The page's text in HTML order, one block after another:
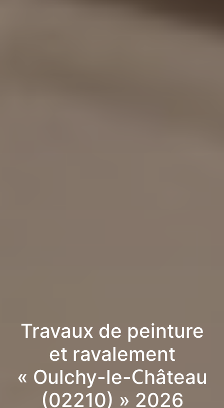
Travaux de peinture
et ravalement
« Oulchy-le-Château
(02210) » 2026